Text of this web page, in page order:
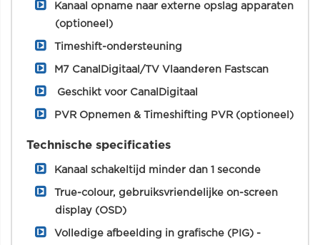
Kanaal opname naar externe opslag apparaten
(optioneel)
Timeshift-ondersteuning
M7 CanalDigitaal/TV Vlaanderen Fastscan
Geschikt voor CanalDigitaal
PVR Opnemen & Timeshifting PVR (optioneel)
Technische specificaties
Kanaal schakeltijd minder dan 1 seconde
True-colour, gebruiksvriendelijke on-screen
display (OSD)
Volledige afbeelding in grafische (PIG) -